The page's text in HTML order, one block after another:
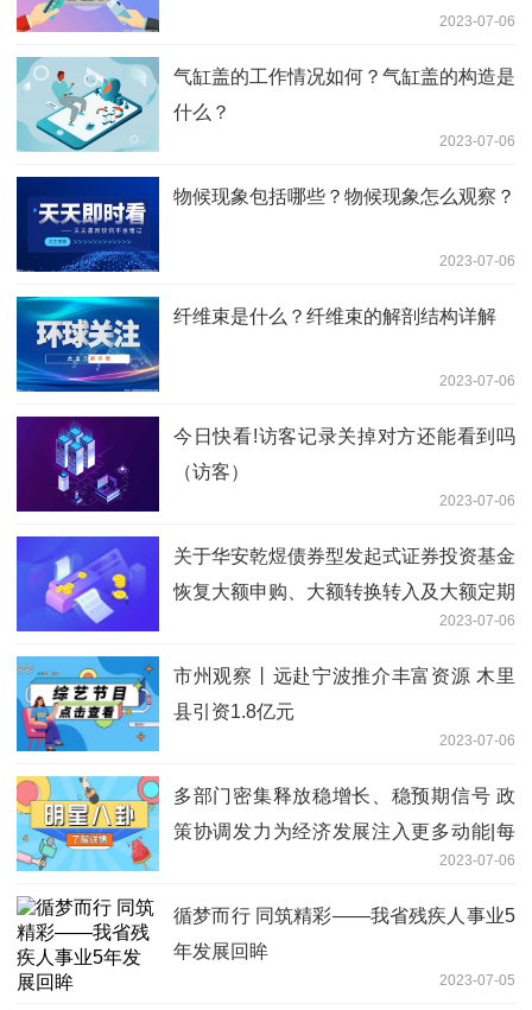
2023-07-06
气缸盖的工作情况如何？气缸盖的构造是
什么？
2023-07-06
物候现象包括哪些？物候现象怎么观察？
2023-07-06
纤维束是什么？纤维束的解剖结构详解
2023-07-06
今日快看!访客记录关掉对方还能看到吗
（访客）
2023-07-06
关于华安乾煜债券型发起式证券投资基金
恢复大额申购、大额转换转入及大额定期
2023-07-06
市州观察丨远赴宁波推介丰富资源 木里
县引资1.8亿元
2023-07-06
多部门密集释放稳增长、稳预期信号 政
策协调发力为经济发展注入更多动能|每
2023-07-06
循梦而行 同筑精彩——我省残疾人事业5
年发展回眸
2023-07-05